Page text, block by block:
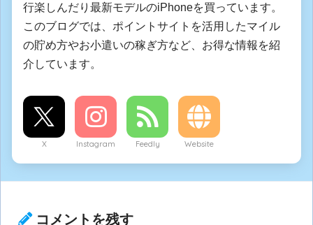
行楽しんだり最新モデルのiPhoneを買っています。
このブログでは、ポイントサイトを活用したマイル
の貯め方やお小遣いの稼ぎ方など、お得な情報を紹
介しています。
X Instagram Feedly Website
コメントを残す